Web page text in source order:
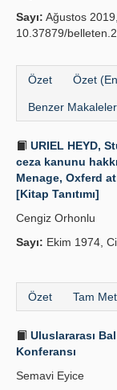
Sayı: Ağustos
10.37879/
Özet Özet
Benzer Makaleler
URIEL HEYD,
ceza kanunu
Menage, Oxferd
[Kitap Tanıtımı]
Cengiz Orhonlu
Sayı: Ekim 1974,
Özet Tam
Uluslararası
Konferansı
Semavi Eyice